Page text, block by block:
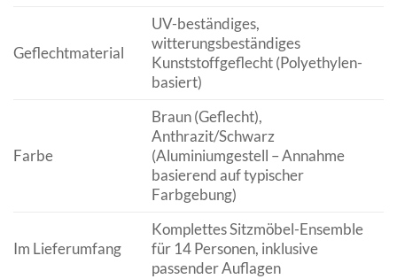
Geflechtmaterial
UV-beständiges,
witterungsbeständiges
Kunststoffgeflecht (Polyethylen-
basiert)
Farbe
Braun (Geflecht),
Anthrazit/Schwarz
(Aluminiumgestell – Annahme
basierend auf typischer
Farbgebung)
Im Lieferumfang
Komplettes Sitzmöbel-Ensemble
für 14 Personen, inklusive
passender Auflagen